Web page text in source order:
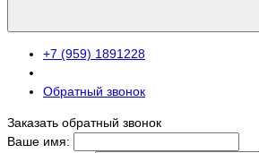
+7 (959) 1891228
Обратный звонок
Заказать обратный звонок
Ваше имя: